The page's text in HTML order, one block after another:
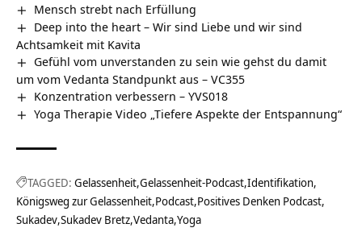
Mensch strebt nach Erfüllung
Deep into the heart – Wir sind Liebe und wir sind
Achtsamkeit mit Kavita
Gefühl vom unverstanden zu sein wie gehst du damit
um vom Vedanta Standpunkt aus – VC355
Konzentration verbessern – YVS018
Yoga Therapie Video „Tiefere Aspekte der Entspannung“
TAGGED: Gelassenheit Gelassenheit-Podcast Identifikation
Königsweg zur Gelassenheit Podcast Positives Denken Podcast
Sukadev Sukadev Bretz Vedanta Yoga